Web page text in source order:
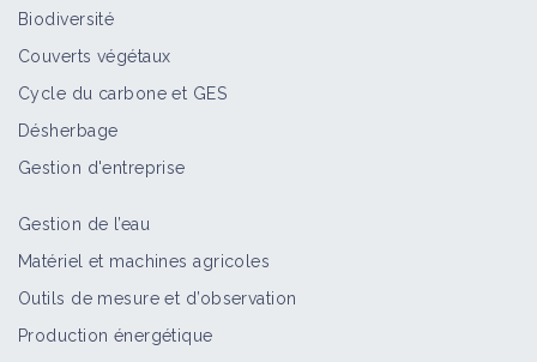
Biodiversité
Couverts végétaux
Cycle du carbone et GES
Désherbage
Gestion d'entreprise
Gestion de l’eau
Matériel et machines agricoles
Outils de mesure et d’observation
Production énergétique